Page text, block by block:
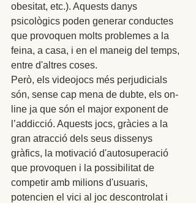
obesitat, etc.). Aquests danys
psicològics poden generar conductes
que provoquen molts problemes a la
feina, a casa, i en el maneig del temps,
entre d'altres coses.
Però, els videojocs més perjudicials
són, sense cap mena de dubte, els on-
line ja que són el major exponent de
l’addicció. Aquests jocs, gràcies a la
gran atracció dels seus dissenys
gràfics, la motivació d'autosuperació
que provoquen i la possibilitat de
competir amb milions d'usuaris,
potencien el vici al joc descontrolat i